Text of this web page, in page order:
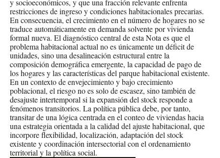
y socioeconómicos, y que una fracción relevante enfrenta
restricciones de ingreso y condiciones habitacionales precarias.
En consecuencia, el crecimiento en el número de hogares no se
traduce automáticamente en demanda solvente por vivienda
formal nueva. El diagnóstico central de esta Nota es que el
problema habitacional actual no es únicamente un déficit de
unidades, sino una desalineación estructural entre la
composición demográfica emergente, la capacidad de pago de
los hogares y las características del parque habitacional existente.
En un contexto de envejecimiento y bajo crecimiento
poblacional, el riesgo no es solo de escasez, sino también de
desajuste intertemporal si la expansión del stock responde a
fenómenos transitorios. La política pública debe, por tanto,
transitar de una lógica centrada en el conteo de viviendas hacia
una estrategia orientada a la calidad del ajuste habitacional, que
incorpore flexibilidad, localización, adaptación del stock
existente y coordinación intersectorial con el ordenamiento
territorial y la política social.